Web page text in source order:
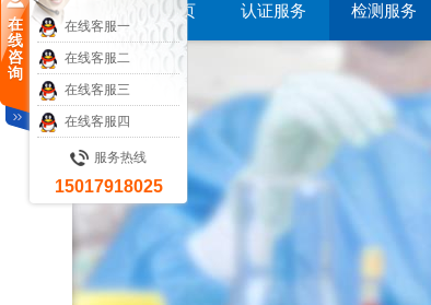
首页 认证服务 检测服务
在
线
咨
询
在线客服一
在线客服二
在线客服三
在线客服四
服务热线
15017918025